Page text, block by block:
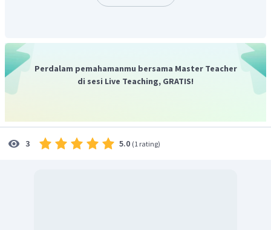
Perdalam pemahamanmu bersama Master Teacher
di sesi Live Teaching, GRATIS!
3 5.0 (1 rating)